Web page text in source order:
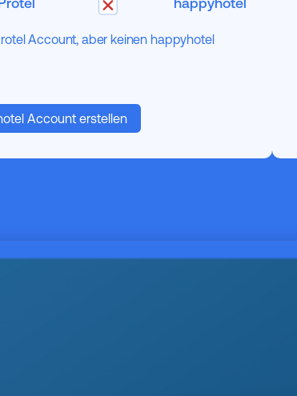
Protel happyhotel
Account, aber keinen happyhotel
Account erstellen